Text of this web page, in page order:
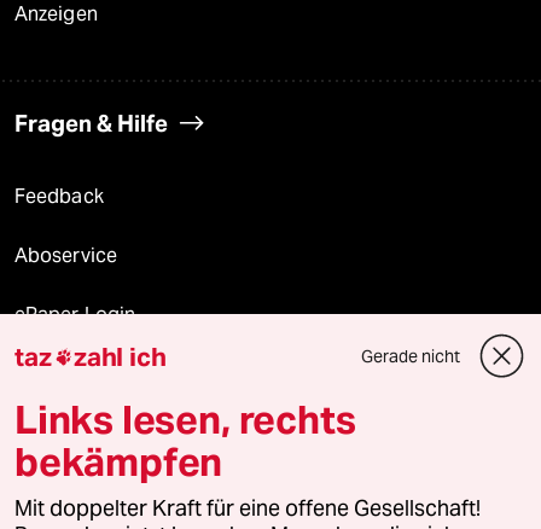
Anzeigen
Fragen & Hilfe
Feedback
Aboservice
ePaper Login
Downloads für Abonnierende
© 2026 taz Verlags und Vertriebs GmbH
Alle Rechte vorbehalten. Bei rechtlichen Fragen oder für Genehmigungen
wenden Sie sich bitte an
lizenzen@taz.de
taz zahl ich Gerade nicht
Links lesen, rechts
bekämpfen
Mit doppelter Kraft für eine offene Gesellschaft!